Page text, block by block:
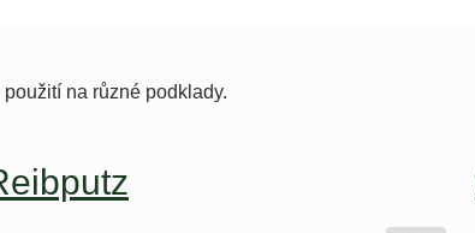
na různé podklady.